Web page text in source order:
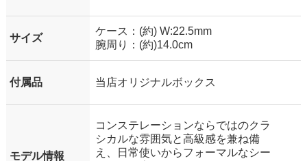
サイズ
ケース：(約) W:22.5mm
腕周り：(約)14.0cm
付属品 当店オリジナルボックス
モデル情報
コンステレーションならではのクラ
シカルな雰囲気と高級感を兼ね備
え、日常使いからフォーマルなシー